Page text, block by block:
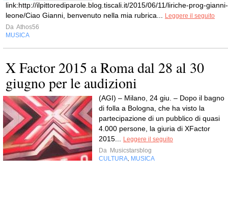
link:http://ilpittorediparole.blog.tiscali.it/2015/06/11/liriche-prog-gianni-
leone/Ciao Gianni, benvenuto nella mia rubrica...
Leggere il seguito
Da Athos56
MUSICA
X Factor 2015 a Roma dal 28 al 30
giugno per le audizioni
(AGI) – Milano, 24 giu. – Dopo il bagno
di folla a Bologna, che ha visto la
partecipazione di un pubblico di quasi
4.000 persone, la giuria di XFactor
2015...
Leggere il seguito
Da Musicstarsblog
CULTURA MUSICA